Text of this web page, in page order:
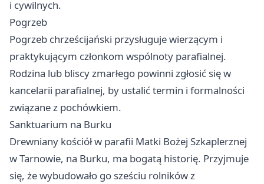
i cywilnych.
Pogrzeb
Pogrzeb chrześcijański przysługuje wierzącym i
praktykującym członkom wspólnoty parafialnej.
Rodzina lub bliscy zmarłego powinni zgłosić się w
kancelarii parafialnej, by ustalić termin i formalności
związane z pochówkiem.
Sanktuarium na Burku
Drewniany kościół w parafii Matki Bożej Szkaplerznej
w Tarnowie, na Burku, ma bogatą historię. Przyjmuje
się, że wybudowało go sześciu rolników z